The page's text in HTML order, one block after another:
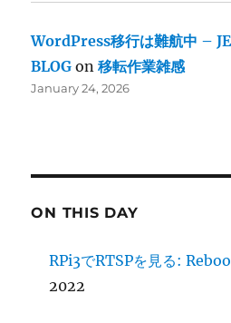
WordPress移行は難航中 –
BLOG on移転作業雑感
January 24, 2026
ON THIS DAY
RPi3でRTSPを見る:
2022